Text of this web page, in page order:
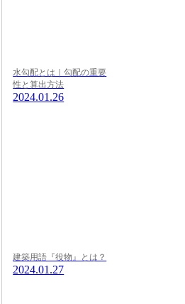
水勾配とは｜勾配の重要
性と算出方法
2024.01.26
建築用語『役物』とは？
2024.01.27